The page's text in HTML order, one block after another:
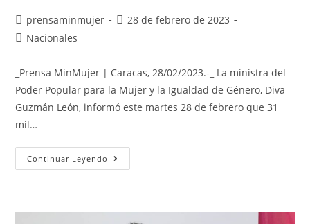
prensaminmujer
28 de febrero de 2023
Nacionales
_Prensa MinMujer | Caracas, 28/02/2023.-_ La ministra del
Poder Popular para la Mujer y la Igualdad de Género, Diva
Guzmán León, informó este martes 28 de febrero que 31
mil…
Continuar Leyendo